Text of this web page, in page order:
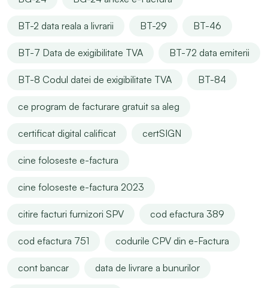
BT-2 data reala a livrarii BT-29 BT-46
BT-7 Data de exigibilitate TVA BT-72 data emiterii
BT-8 Codul datei de exigibilitate TVA BT-84
ce program de facturare gratuit sa aleg
certificat digital calificat certSIGN
cine foloseste e-factura
cine foloseste e-factura 2023
citire facturi furnizori SPV cod efactura 389
cod efactura 751 codurile CPV din e-Factura
cont bancar data de livrare a bunurilor